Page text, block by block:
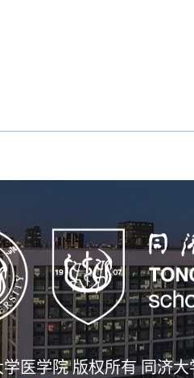
医学院 版权所有 同济